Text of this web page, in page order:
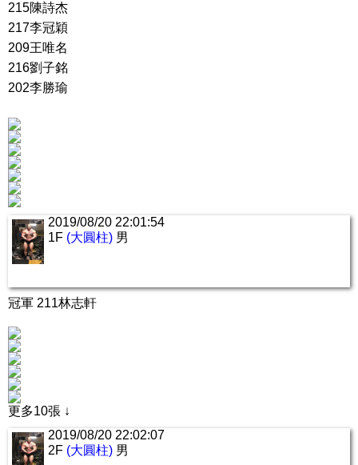
215陳詩杰
217李冠穎
209王唯名
216劉子銘
202李勝瑜
2019/08/20 22:01:54
1F (大圓柱) 男
冠軍 211林志軒
更多10張 ↓
2019/08/20 22:02:07
2F (大圓柱) 男